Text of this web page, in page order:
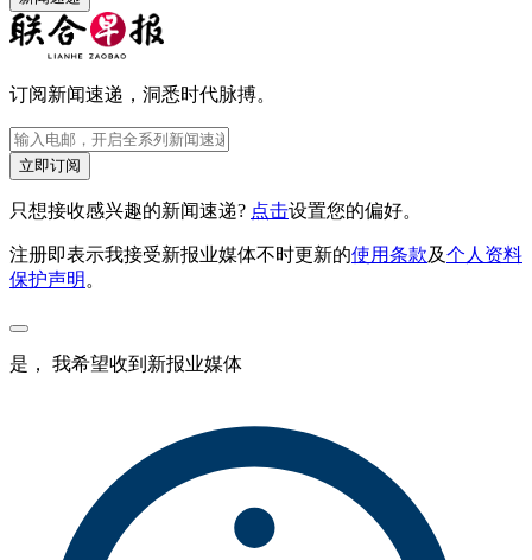
订阅新闻速递，洞悉时代脉搏。
立即订阅
只想接收感兴趣的新闻速递? 点击设置您的偏好。
注册即表示我接受新报业媒体不时更新的使用条款及个人资料
保护声明 。
是， 我希望收到新报业媒体